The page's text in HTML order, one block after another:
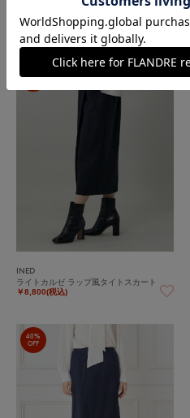
INED
ライトカルゼ ラップ風タイトスカート
￥8,800(税込)
INED
ライトカルゼ ラップ風タイトスカート
￥8,800(税込)
40%
OFF